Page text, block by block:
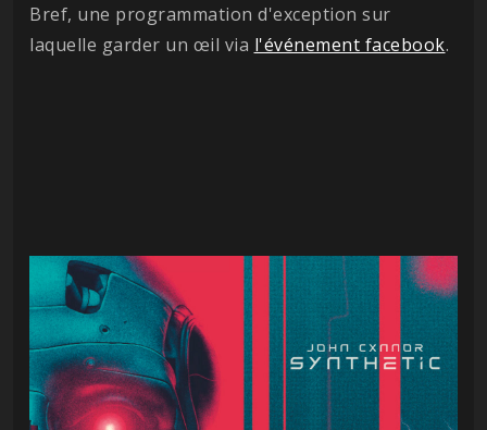
Bref, une programmation d'exception sur
laquelle garder un œil via l'événement facebook.